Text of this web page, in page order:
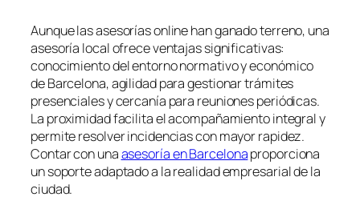
Aunque las asesorías online han ganado terreno, una
asesoría local ofrece ventajas significativas:
conocimiento del entorno normativo y económico
de Barcelona, agilidad para gestionar trámites
presenciales y cercanía para reuniones periódicas.
La proximidad facilita el acompañamiento integral y
permite resolver incidencias con mayor rapidez.
Contar con unaasesoría en Barcelonaproporciona
un soporte adaptado a la realidad empresarial de la
ciudad.